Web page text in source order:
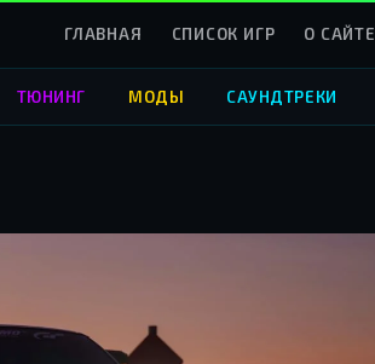
ГЛАВНАЯ СПИСОК ИГР О САЙТЕ
ТЮНИНГ МОДЫ САУНДТРЕКИ